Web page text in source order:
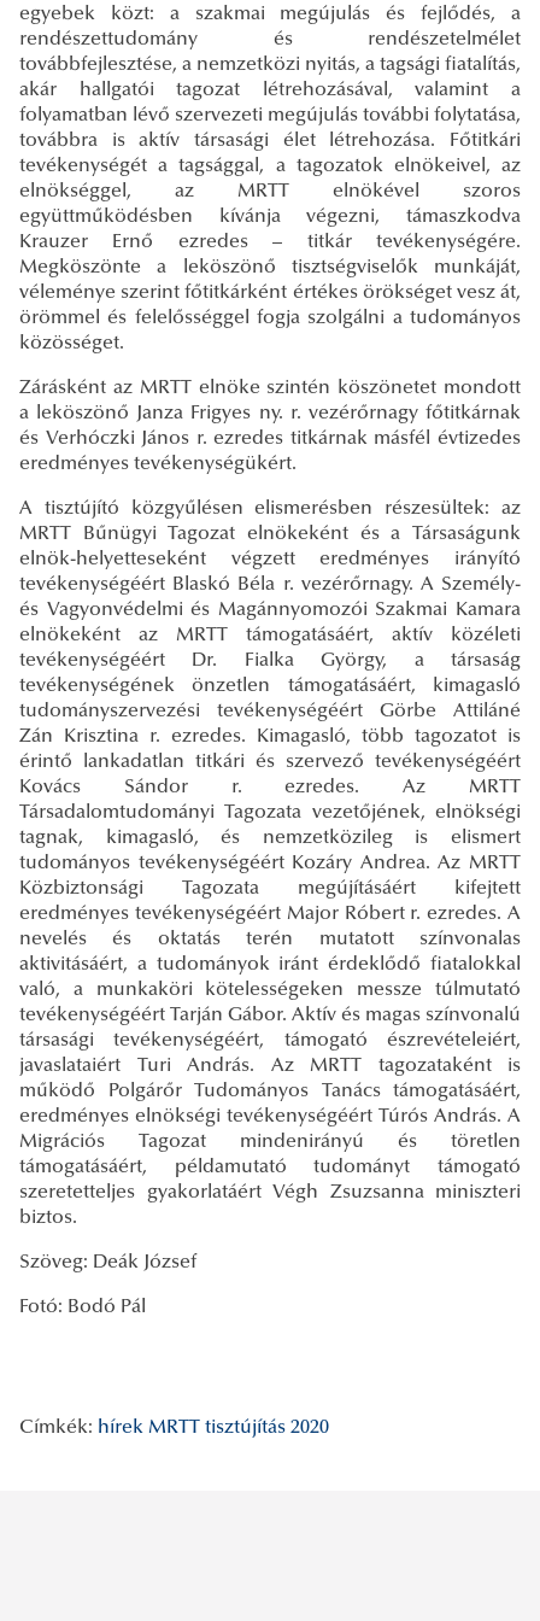
egyebek közt: a szakmai megújulás és fejlődés, a
rendészettudomány és rendészetelmélet
továbbfejlesztése, a nemzetközi nyitás, a tagsági fiatalítás,
akár hallgatói tagozat létrehozásával, valamint a
folyamatban lévő szervezeti megújulás további folytatása,
továbbra is aktív társasági élet létrehozása. Főtitkári
tevékenységét a tagsággal, a tagozatok elnökeivel, az
elnökséggel, az MRTT elnökével szoros
együttműködésben kívánja végezni, támaszkodva
Krauzer Ernő ezredes – titkár tevékenységére.
Megköszönte a leköszönő tisztségviselők munkáját,
véleménye szerint főtitkárként értékes örökséget vesz át,
örömmel és felelősséggel fogja szolgálni a tudományos
közösséget.
Zárásként az MRTT elnöke szintén köszönetet mondott
a leköszönő Janza Frigyes ny. r. vezérőrnagy főtitkárnak
és Verhóczki János r. ezredes titkárnak másfél évtizedes
eredményes tevékenységükért.
A tisztújító közgyűlésen elismerésben részesültek: az
MRTT Bűnügyi Tagozat elnökeként és a Társaságunk
elnök-helyetteseként végzett eredményes irányító
tevékenységéért Blaskó Béla r. vezérőrnagy. A Személy-
és Vagyonvédelmi és Magánnyomozói Szakmai Kamara
elnökeként az MRTT támogatásáért, aktív közéleti
tevékenységéért Dr. Fialka György, a társaság
tevékenységének önzetlen támogatásáért, kimagasló
tudományszervezési tevékenységéért Görbe Attiláné
Zán Krisztina r. ezredes. Kimagasló, több tagozatot is
érintő lankadatlan titkári és szervező tevékenységéért
Kovács Sándor r. ezredes. Az MRTT
Társadalomtudományi Tagozata vezetőjének, elnökségi
tagnak, kimagasló, és nemzetközileg is elismert
tudományos tevékenységéért Kozáry Andrea. Az MRTT
Közbiztonsági Tagozata megújításáért kifejtett
eredményes tevékenységéért Major Róbert r. ezredes. A
nevelés és oktatás terén mutatott színvonalas
aktivitásáért, a tudományok iránt érdeklődő fiatalokkal
való, a munkaköri kötelességeken messze túlmutató
tevékenységéért Tarján Gábor. Aktív és magas színvonalú
társasági tevékenységéért, támogató észrevételeiért,
javaslataiért Turi András. Az MRTT tagozataként is
működő Polgárőr Tudományos Tanács támogatásáért,
eredményes elnökségi tevékenységéért Túrós András. A
Migrációs Tagozat mindenirányú és töretlen
támogatásáért, példamutató tudományt támogató
szeretetteljes gyakorlatáért Végh Zsuzsanna miniszteri
biztos.
Szöveg: Deák József
Fotó: Bodó Pál
Címkék: hírek MRTT tisztújítás 2020